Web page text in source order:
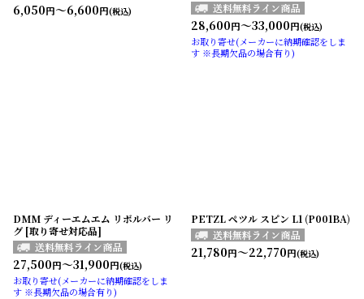
6,050円～6,600円(税込)
28,600円～33,000円(税込)
お取り寄せ(メーカーに納期確認をしま
す ※長期欠品の場合有り)
DMM ディーエムエム リボルバー リ
グ [取り寄せ対応品]
27,500円～31,900円(税込)
お取り寄せ(メーカーに納期確認をしま
す ※長期欠品の場合有り)
PETZL ペツル スピン L1 (P001BA)
21,780円～22,770円(税込)